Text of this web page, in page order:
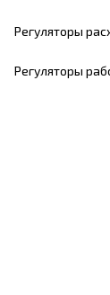
Регуляторы
Регуляторы